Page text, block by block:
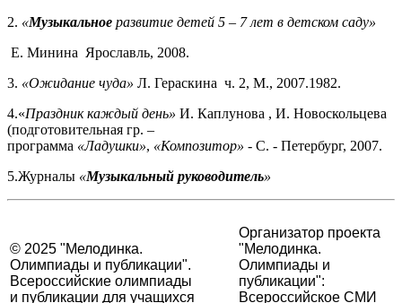
2. «Музыкальное развитие детей 5 – 7 лет в детском саду»
Е. Минина Ярославль, 2008.
3. «Ожидание чуда» Л. Гераскина ч. 2, М., 2007.1982.
4.«Праздник каждый день» И. Каплунова , И. Новоскольцева
(подготовительная гр. –
программа «Ладушки», «Композитор» - С. - Петербург, 2007.
5.Журналы «Музыкальный руководитель»
© 2025 "Мелодинка.
Олимпиады и публикации".
Всероссийские олимпиады
и публикации для учащихся
Организатор проекта
"Мелодинка.
Олимпиады и
публикации":
Всероссийское СМИ